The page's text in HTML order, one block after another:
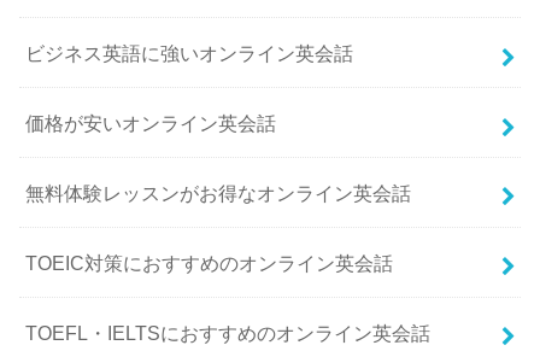
ビジネス英語に強いオンライン英会話
価格が安いオンライン英会話
無料体験レッスンがお得なオンライン英会話
TOEIC対策におすすめのオンライン英会話
TOEFL・IELTSにおすすめのオンライン英会話